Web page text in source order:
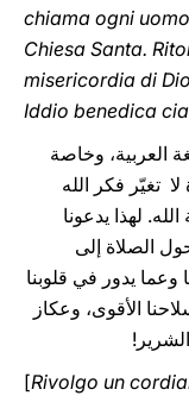
chiama ogni
Chiesa Santa.
misericordia di
Iddio benedica
العربية، وخاصة
تغيّر فكر الله
لهذا يدعونا
الصلاة إلى
وعما يدور في قلوبنا
الأقوى، وعكاز
[Rivolgo un